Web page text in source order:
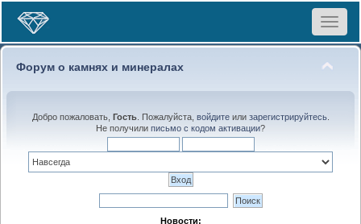
Toggle
Форум о камнях и минералах
Добро пожаловать, Гость. Пожалуйста, войдитеили зарегистрируйтесь.
Не получили письмо с кодом активации?
Новости: